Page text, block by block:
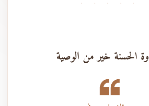
· · · · ·
الحسنة خير من الوصية